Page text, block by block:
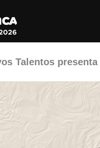
Talentos